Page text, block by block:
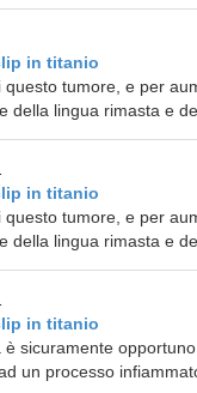
in titanio
questo tumore, e per
della lingua rimasta e
in titanio
questo tumore, e per
della lingua rimasta e
in titanio
sicuramente
un processo